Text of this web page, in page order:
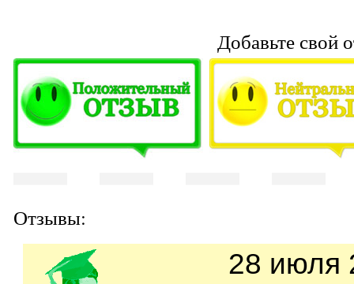
Добавьте свой
Отзывы:
28 июля